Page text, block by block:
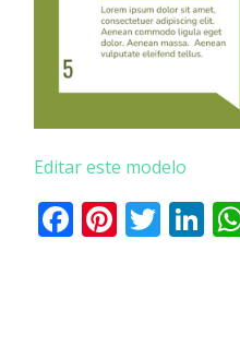
Editar este modelo
Facebook